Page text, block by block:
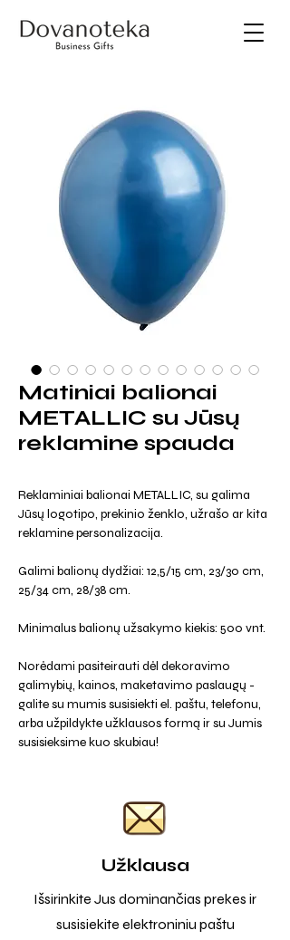
Matiniai balionai
METALLIC su Jūsų
reklamine spauda
Reklaminiai balionai METALLIC, su galima
Jūsų logotipo, prekinio ženklo, užrašo ar kita
reklamine personalizacija.
Galimi balionų dydžiai: 12,5/15 cm, 23/30 cm,
25/34 cm, 28/38 cm.
Minimalus balionų užsakymo kiekis: 500 vnt.
Norėdami pasiteirauti dėl dekoravimo
galimybių, kainos, maketavimo paslaugų -
galite su mumis susisiekti el. paštu, telefonu,
arba užpildykte užklausos formą ir su Jumis
susisieksime kuo skubiau!
Užklausa
Išsirinkite Jus dominančias prekes ir
susisiekite elektroniniu paštu